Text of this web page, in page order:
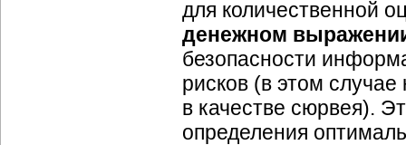
для количественной
денежном
безопасности
рисков (в этом
в качестве сюрвея).
определения